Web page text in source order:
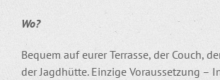
Wo?
Bequem auf eurer Terrasse, der Couch,
der Jagdhütte. Einzige Voraussetzung –